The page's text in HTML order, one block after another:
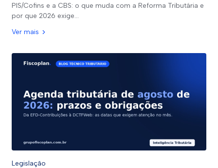
PIS/Cofins e a CBS: o que muda com a Reforma Tributária e
por que 2026 exige…
Ver mais
Legislação